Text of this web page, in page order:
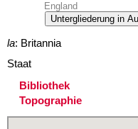
England
Untergliederung in
la: Britannia
Staat
Bibliothek
Topographie